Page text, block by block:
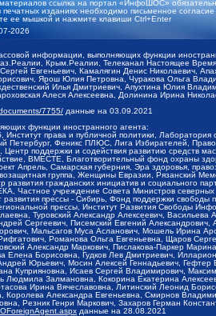
ссылка на портал «ИнфоШОС»
изданиях необходимо письменное
ее мышкой и нажмите клавиши Ctrl+Enter
2026
информации, выполняющих функции
Крым.Реалии, Телеканал Настоящее
Евгеньевич, Камалягин Денис Николаевич,
Ярош Юлия Петровна, Чуракова Ольга
Илья Дмитриевич, Апухтина Юлия
Алеся Алексеевна, Долинина Ирина
7755/ данные на 03.09.2021
функции иностранного агента:
права и публичной политики,
Петербург, Феникс ПЛЮС, Лига Избирателей,
поддержки и содействия развитию средств
ВМЕСТЕ, Благотворительный фонд охраны
Апрель, Самарская губерния, Эра здоровья,
группа, Женщины Евразии, Рязанский
развития гражданских инициатив и социального
учреждение Совета Министров северных
прессы - Сибирь, Фонд поддержки
прессы, Институт Развития Свободы
Туровский Александр Алексеевич,
Сергеевич, Писемский Евгений
Мальсагов Муса Асланович, Мошель Ирина
Романова Ольга Евгеньевна, Щаров
Александр Маркович, Пислакова-Паркер
Елена Борисовна, Гудков Лев Дмитриевич,
Юрьевич, Мосин Алексей Геннадьевич,
Куприяновна, Исаев Сергей Владимирович,
Людмила Залмановна, Кокорина Екатерина
Ирина Вячеславовна, Литинский Леонид
Королева Александра Евгеньевна, Смирнов
Резник Генри Маркович, Захаров Герман
данные на 28.08.2021